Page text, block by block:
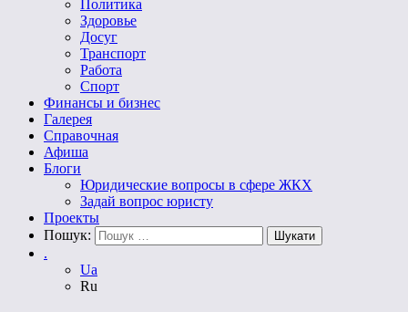
Политика
Здоровье
Досуг
Транспорт
Работа
Спорт
Финансы и бизнес
Галерея
Справочная
Афиша
Блоги
Юридические вопросы в сфере ЖКХ
Задай вопрос юристу
Проекты
Пошук:
.
Ua
Ru